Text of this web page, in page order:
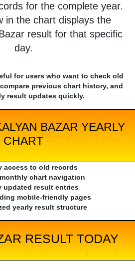
for the complete year.
in the chart displays the
result for that specific
day.
for users who want to check old
previous chart history, and
result updates quickly.
BAZAR YEARLY
CHART
access to old records
chart navigation
updated result entries
mobile-friendly pages
yearly result structure
RESULT TODAY